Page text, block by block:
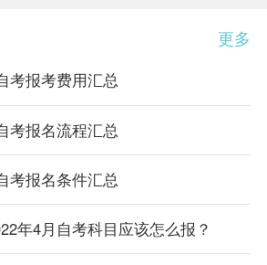
更多
考报考费用汇总
考报名流程汇总
考报名条件汇总
年4月自考科目应该怎么报？